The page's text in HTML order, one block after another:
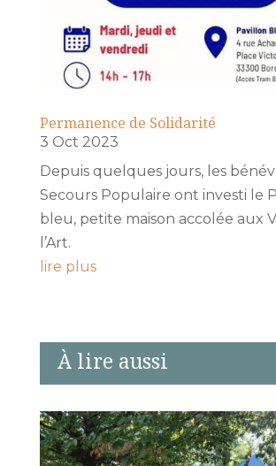
Permanence de Solidarité
3 Oct 2023
Depuis quelques jours, les
Secours Populaire ont investi le
bleu, petite maison accolée aux
l’Art.
lire plus
À lire aussi